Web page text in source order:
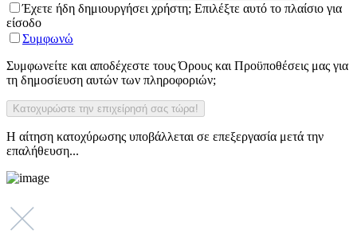
Έχετε ήδη δημιουργήσει χρήστη; Επιλέξτε αυτό το πλαίσιο για
είσοδο
Συμφωνώ
Συμφωνείτε και αποδέχεστε τους Όρους και Προϋποθέσεις μας για
τη δημοσίευση αυτών των πληροφοριών;
Η αίτηση κατοχύρωσης υποβάλλεται σε επεξεργασία μετά την
επαλήθευση...